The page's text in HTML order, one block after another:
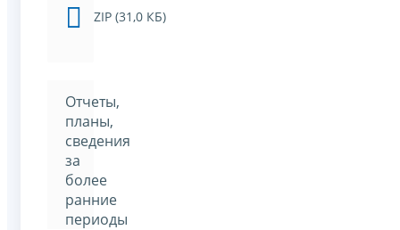
ZIP (31,0 КБ)
Отчеты,
планы,
сведения
за
более
ранние
периоды